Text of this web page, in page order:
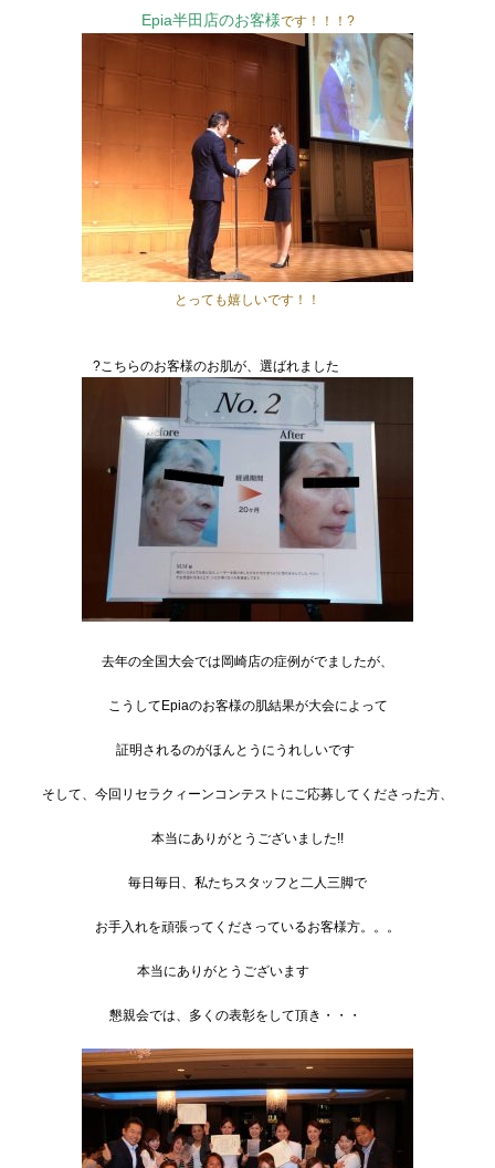
Epia半田店のお客様です！！！?
とっても嬉しいです！！
?こちらのお客様のお肌が、選ばれました
去年の全国大会では岡崎店の症例がでましたが、
こうしてEpiaのお客様の肌結果が大会によって
証明されるのがほんとうにうれしいです
そして、今回リセラクィーンコンテストにご応募してくださった方、
本当にありがとうございました!!
毎日毎日、私たちスタッフと二人三脚で
お手入れを頑張ってくださっているお客様方。。。
本当にありがとうございます
懇親会では、多くの表彰をして頂き・・・